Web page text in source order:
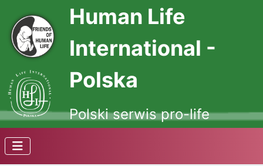
Human Life
International -
Polska
Polski serwis pro-life